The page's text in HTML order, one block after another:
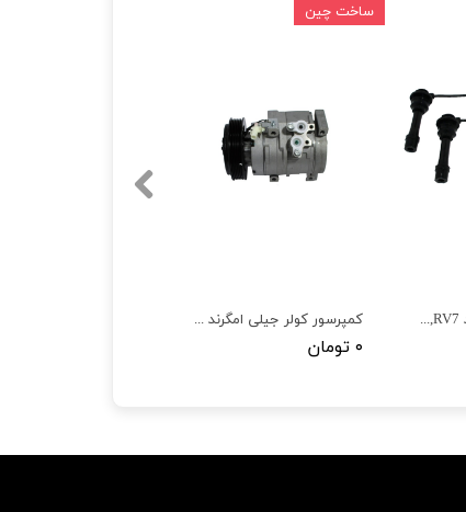
کمپرسور کولر جیلی امگرند EC7,RV7
۰ تومان
ساخت چین
وایر شمع جیلی امگرند EC7,RV7